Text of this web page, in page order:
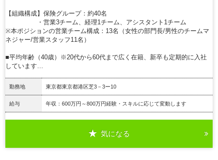
【組織構成】保険グループ：約40名
・営業3チーム、経理1チーム、アシスタント1チーム
※本ポジションの営業チーム構成：13名（女性の部門長/男性のチームマ
ネジャー/営業スタッフ11名）
■平均年齢（40歳）※20代から60代まで広く在籍、新卒も定期的に入社
しています…
勤務地 東京都東京都港区芝3－3ー10
給与 年収：600万円～800万円経験・スキルに応じて変動します
気になる